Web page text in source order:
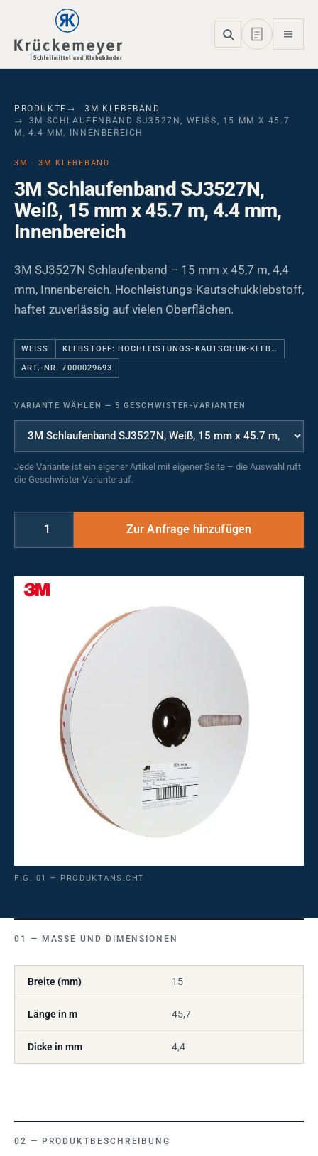
Skip to main navigation
Skip to main content
Skip to page footer
PRODUKTE
3M KLEBEBAND
3M SCHLAUFENBAND SJ3527N, WEISS, 15 MM X 45.7 M
, 4.4 MM, INNENBEREICH
3M · 3M KLEBEBAND
3M Schlaufenband SJ3527N,
Weiß, 15 mm x 45.7 m, 4.4 mm,
Innenbereich
3M SJ3527N Schlaufenband – 15 mm x 45,7 m, 4,4
mm, Innenbereich. Hochleistungs-Kautschukklebstoff,
haftet zuverlässig auf vielen Oberflächen.
WEISS KLEBSTOFF: HOCHLEISTUNGS-KAUTSCHUK-KLEB…
ART.-NR. 7000029693
VARIANTE WÄHLEN — 5 GESCHWISTER-VARIANTEN
Jede Variante ist ein eigener Artikel mit eigener Seite – die Auswahl ruft
die Geschwister-Variante auf.
FIG. 01 — PRODUKTANSICHT
MASSE UND DIMENSIONEN
Breite (mm) 15
Länge in m 45,7
Dicke in mm 4,4
PRODUKTBESCHREIBUNG